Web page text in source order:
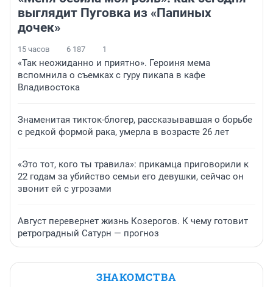
выглядит Пуговка из «Папиных
дочек»
15 часов 6 187 1
«Так неожиданно и приятно». Героиня мема
вспомнила о съемках с гуру пикапа в кафе
Владивостока
Знаменитая тикток-блогер, рассказывавшая о борьбе
с редкой формой рака, умерла в возрасте 26 лет
«Это тот, кого ты травила»: прикамца приговорили к
22 годам за убийство семьи его девушки, сейчас он
звонит ей с угрозами
Август перевернет жизнь Козерогов. К чему готовит
ретроградный Сатурн — прогноз
ЗНАКОМСТВА